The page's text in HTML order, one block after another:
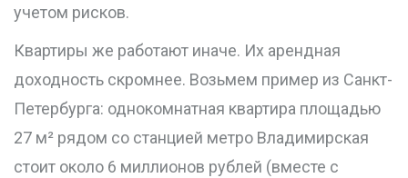
учетом рисков.
Квартиры же работают иначе. Их арендная
доходность скромнее. Возьмем пример из Санкт-
Петербурга: однокомнатная квартира площадью
27 м² рядом со станцией метро Владимирская
стоит около 6 миллионов рублей (вместе с